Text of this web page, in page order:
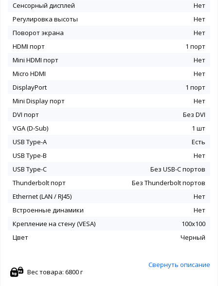
Сенсорный дисплей
Нет
Регулировка высоты
Нет
Поворот экрана
Нет
HDMI порт
1 порт
Mini HDMI порт
Нет
Micro HDMI
Нет
DisplayPort
1 порт
Mini Display порт
Нет
DVI порт
Без DVI
VGA (D-Sub)
1 шт
USB Type-A
Есть
USB Type-B
Нет
USB Type-C
Без USB-С портов
Thunderbolt порт
Без Thunderbolt портов
Ethernet (LAN / RJ45)
Нет
Встроенные динамики
Нет
Крепление на стену (VESA)
100x100
Цвет
Черный
Свернуть описание
Вес товара: 6800 г